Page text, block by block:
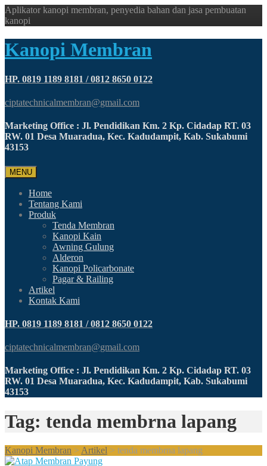
Aplikator kanopi membran, penyedia bahan dan jasa pembuatan
kanopi
Kanopi Membran
HP. 0819 1189 8181 / 0812 8650 0122
ciptatechnicalmembran@gmail.com
Marketing Office : Jl. Pendidikan Km. 2 Kp. Cidadap RT. 03
RW. 01 Desa Muaradua, Kec. Kadudampit, Kab. Sukabumi
43153
MENU
Home
Tentang Kami
Produk
Tenda Membran
Kanopi Kain
Awning Gulung
Alderon
Kanopi Policarbonate
Pagar & Railing
Artikel
Kontak Kami
HP. 0819 1189 8181 / 0812 8650 0122
ciptatechnicalmembran@gmail.com
Marketing Office : Jl. Pendidikan Km. 2 Kp. Cidadap RT. 03
RW. 01 Desa Muaradua, Kec. Kadudampit, Kab. Sukabumi
43153
Tag: tenda membrna lapang
Kanopi Membran > Artikel > tenda membrna lapang